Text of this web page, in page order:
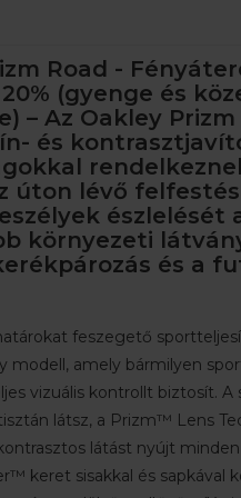
Road -
(gyenge és
– Az Oakley Prizm
és
úton lévő
észlelését
környezeti
és a
feszegető
modell, amely bármilyen
vizuális kontrollt biztosít. A
látsz, a Prizm™ Lens
látást nyújt
keret sisakkal és sapkával